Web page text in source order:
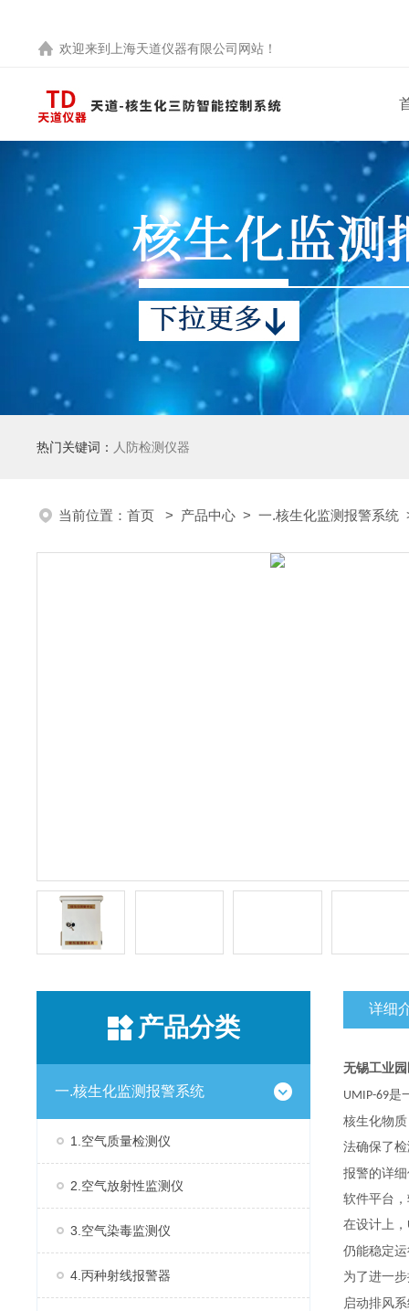
欢迎来到 上海天道仪器有限公司 网站！
热门关键词： 人防检测仪器
当前位置： 首页 > 产品中心 > 一.核生化监测报警系统
产品分类
一.核生化监测报警系统
1.空气质量检测仪
2.空气放射性监测仪
3.空气染毒监测仪
4.丙种射线报警器
详细
无锡工业
UMIP-69是
核生化物
法确保了
报警的详
软件平台
在设计上，
仍能稳定
为了进一
启动排风